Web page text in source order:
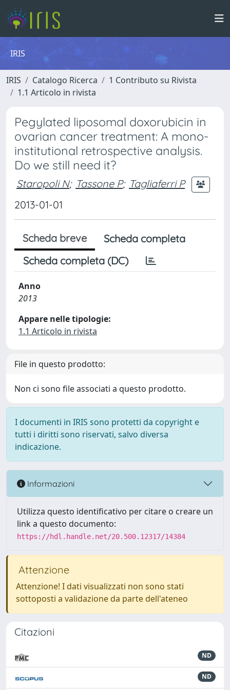
IRIS
IRIS Catalogo Ricerca
1 Contributo su Rivista
1.1 Articolo in rivista
Pegylated liposomal doxorubicin in
ovarian cancer treatment: A mono-
institutional retrospective analysis.
Do we still need it?
Staropoli N; Tassone P; Tagliaferri P
2013-01-01
Scheda breve
Scheda completa
Scheda completa (DC)
Anno
2013
Appare nelle tipologie:
1.1 Articolo in rivista
File in questo prodotto:
Non ci sono file associati a questo prodotto.
I documenti in IRIS sono protetti da copyright e
tutti i diritti sono riservati, salvo diversa
indicazione.
Informazioni
Utilizza questo identificativo per citare o creare un
link a questo documento:
https://hdl.handle.net/20.500.12317/14384
Attenzione
Attenzione! I dati visualizzati non sono stati
sottoposti a validazione da parte dell'ateneo
Citazioni
ND
ND